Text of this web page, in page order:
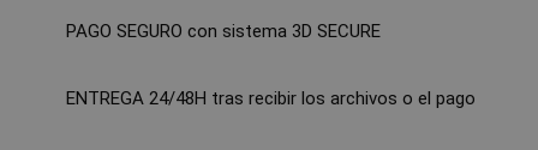
PAGO SEGURO con sistema 3D SECURE
ENTREGA 24/48H tras recibir los archivos o el pago